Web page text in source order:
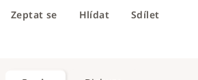
Zeptat se Hlídat Sdílet